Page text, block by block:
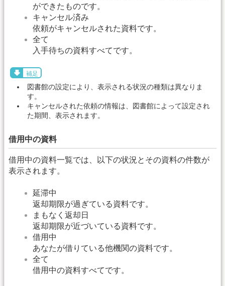
ができたものです。
キャンセル済み
依頼がキャンセルされた資料です。
全て
入手待ちの資料すべてです。
補足
図書館の設定により、表示される状況の種類は異なりま
す。
キャンセルされた依頼の情報は、図書館によって設定され
た期間、表示されます。
借用中の資料
借用中の資料一覧では、以下の状況とその資料の件数が
表示されます。
延滞中
返却期限が過ぎている資料です。
まもなく返却日
返却期限が近づいている資料です。
借用中
あなたが借りている他機関の資料です。
全て
借用中の資料すべてです。